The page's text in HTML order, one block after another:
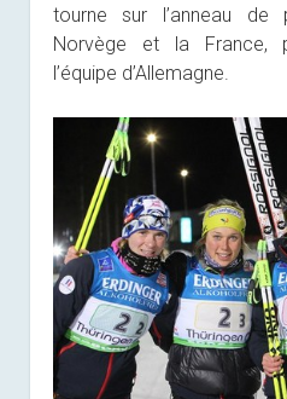
tourne sur l’anneau de
Norvège et la France,
l’équipe d’Allemagne.